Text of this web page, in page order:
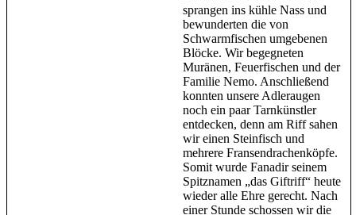
sprangen ins kühle Nass und
bewunderten die von
Schwarmfischen umgebenen
Blöcke. Wir begegneten
Muränen, Feuerfischen und der
Familie Nemo. Anschließend
konnten unsere Adleraugen
noch ein paar Tarnkünstler
entdecken, denn am Riff sahen
wir einen Steinfisch und
mehrere Fransendrachenköpfe.
Somit wurde Fanadir seinem
Spitznamen „das Giftriff“ heute
wieder alle Ehre gerecht. Nach
einer Stunde schossen wir die